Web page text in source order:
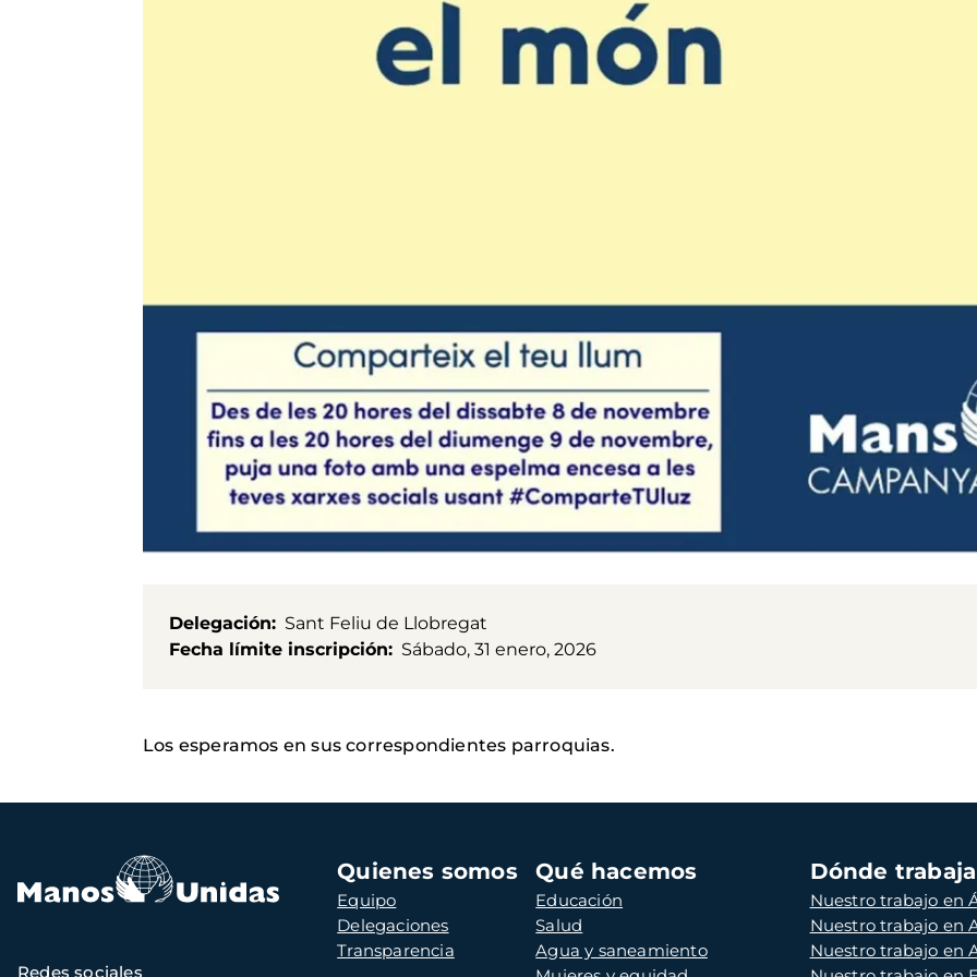
Delegación
Sant Feliu de Llobregat
Fecha límite inscripción
Sábado, 31 enero, 2026
Los esperamos en sus correspondientes parroquias.
Navegación
principal
Quienes somos
Equipo
Delegaciones
Transparencia
Qué hacemos
Educación
Salud
Agua y saneamiento
Dónde
Nuestro trabajo en
Nuestro trabajo en
Nuestro trabajo en
Redes sociales